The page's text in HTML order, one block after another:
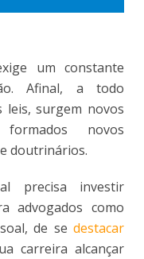
um constante
Afinal, a todo
leis, surgem novos
novos
doutrinários.
precisa investir
advogados como
de se destacar
carreira alcançar